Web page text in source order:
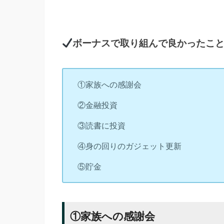
ボーナスで取り組んで良かったこ
①家族への感謝会
②金融投資
③読書に投資
④身の回りのガジェット更新
⑤貯金
①家族への感謝会